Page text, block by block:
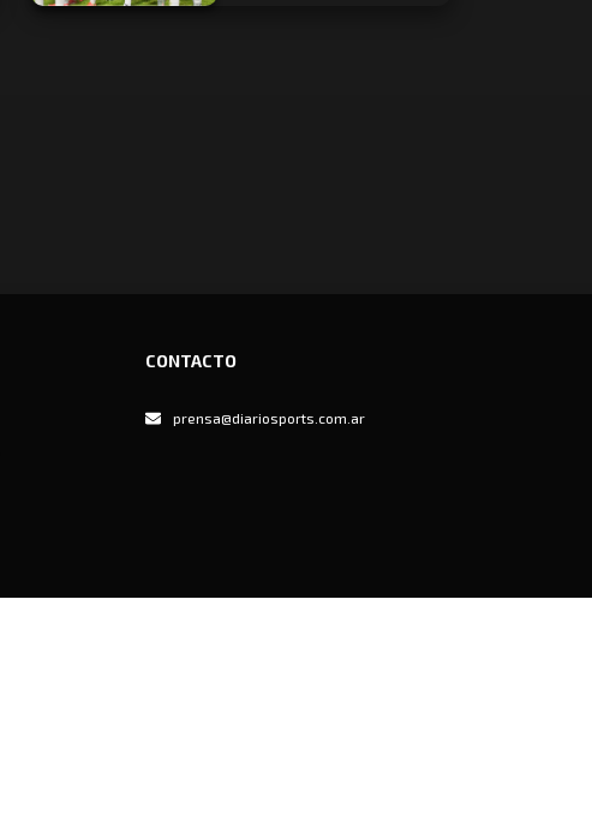
CONTACTO
prensa@diariosports.com.ar